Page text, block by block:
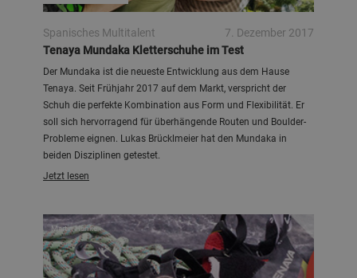
Spanisches Multitalent
7. Dezember 2017
Tenaya Mundaka Kletterschuhe im Test
Der Mundaka ist die neueste Entwicklung aus dem Hause
Tenaya. Seit Frühjahr 2017 auf dem Markt, verspricht der
Schuh die perfekte Kombination aus Form und Flexibilität. Er
soll sich hervorragend für überhängende Routen und Boulder-
Probleme eignen. Lukas Brücklmeier hat den Mundaka in
beiden Disziplinen getestet.
Jetzt lesen
Martin Hanke